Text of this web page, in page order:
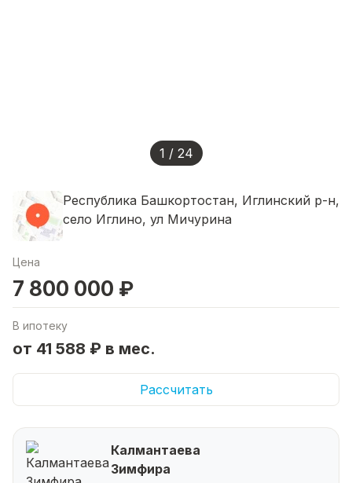
1 / 24
Республика Башкортостан, Иглинский р-н,
село Иглино, ул Мичурина
Цена
7 800 000 ₽
В ипотеку
от 41 588 ₽ в мес.
Рассчитать
Калмантаева
Зимфира